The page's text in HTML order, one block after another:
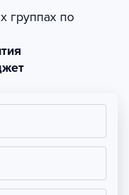
группах по